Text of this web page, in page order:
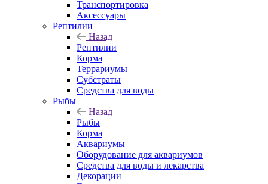
Транспортировка
Аксессуары
Рептилии
Назад
Рептилии
Корма
Террариумы
Субстраты
Средства для воды
Рыбы
Назад
Рыбы
Корма
Аквариумы
Оборудование для аквариумов
Средства для воды и лекарства
Декорации